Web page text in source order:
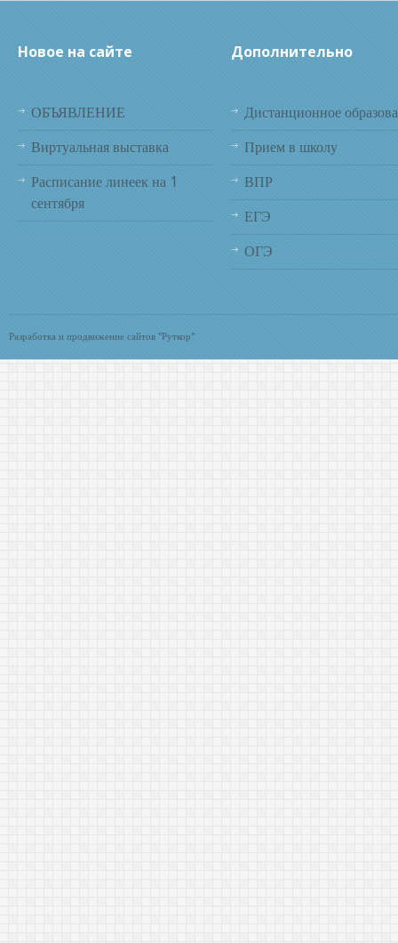
Новое на сайте
ОБЪЯВЛЕНИЕ
Виртуальная выставка
Расписание линеек на 1
сентября
Дополнительно
Дистанционное
Прием в школу
ВПР
ЕГЭ
ОГЭ
Разработка и продвижение сайтов "Руткор"